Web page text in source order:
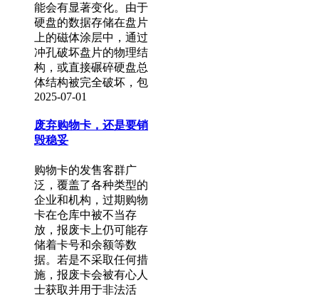
能会有显著变化。由于
硬盘的数据存储在盘片
上的磁体涂层中，通过
冲孔破坏盘片的物理结
构，或直接碾碎硬盘总
体结构被完全破坏，包
2025-07-01
废弃购物卡，还是要销
毁稳妥
购物卡的发售客群广
泛，覆盖了各种类型的
企业和机构，过期购物
卡在仓库中被不当存
放，报废卡上仍可能存
储着卡号和余额等数
据。若是不采取任何措
施，报废卡会被有心人
士获取并用于非法活